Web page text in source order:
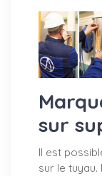
sur
Il est
sur le